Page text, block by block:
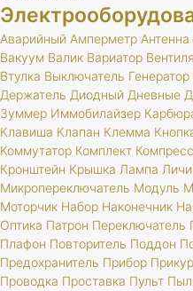
Аварийный Амперметр Антенна
Вакуум Валик Вариатор
Втулка Выключатель Генератор
Держатель Диодный Дневные
Зуммер Иммобилайзер
Клавиша Клапан Клемма
Коммутатор Комплект
Кронштейн Крышка Лампа
Микропереключатель Модуль
Моторчик Набор Наконечник
Оптика Патрон Переключатель
Плафон Повторитель Поддон
Предохранитель Прибор
Проводка Проставка Пульт